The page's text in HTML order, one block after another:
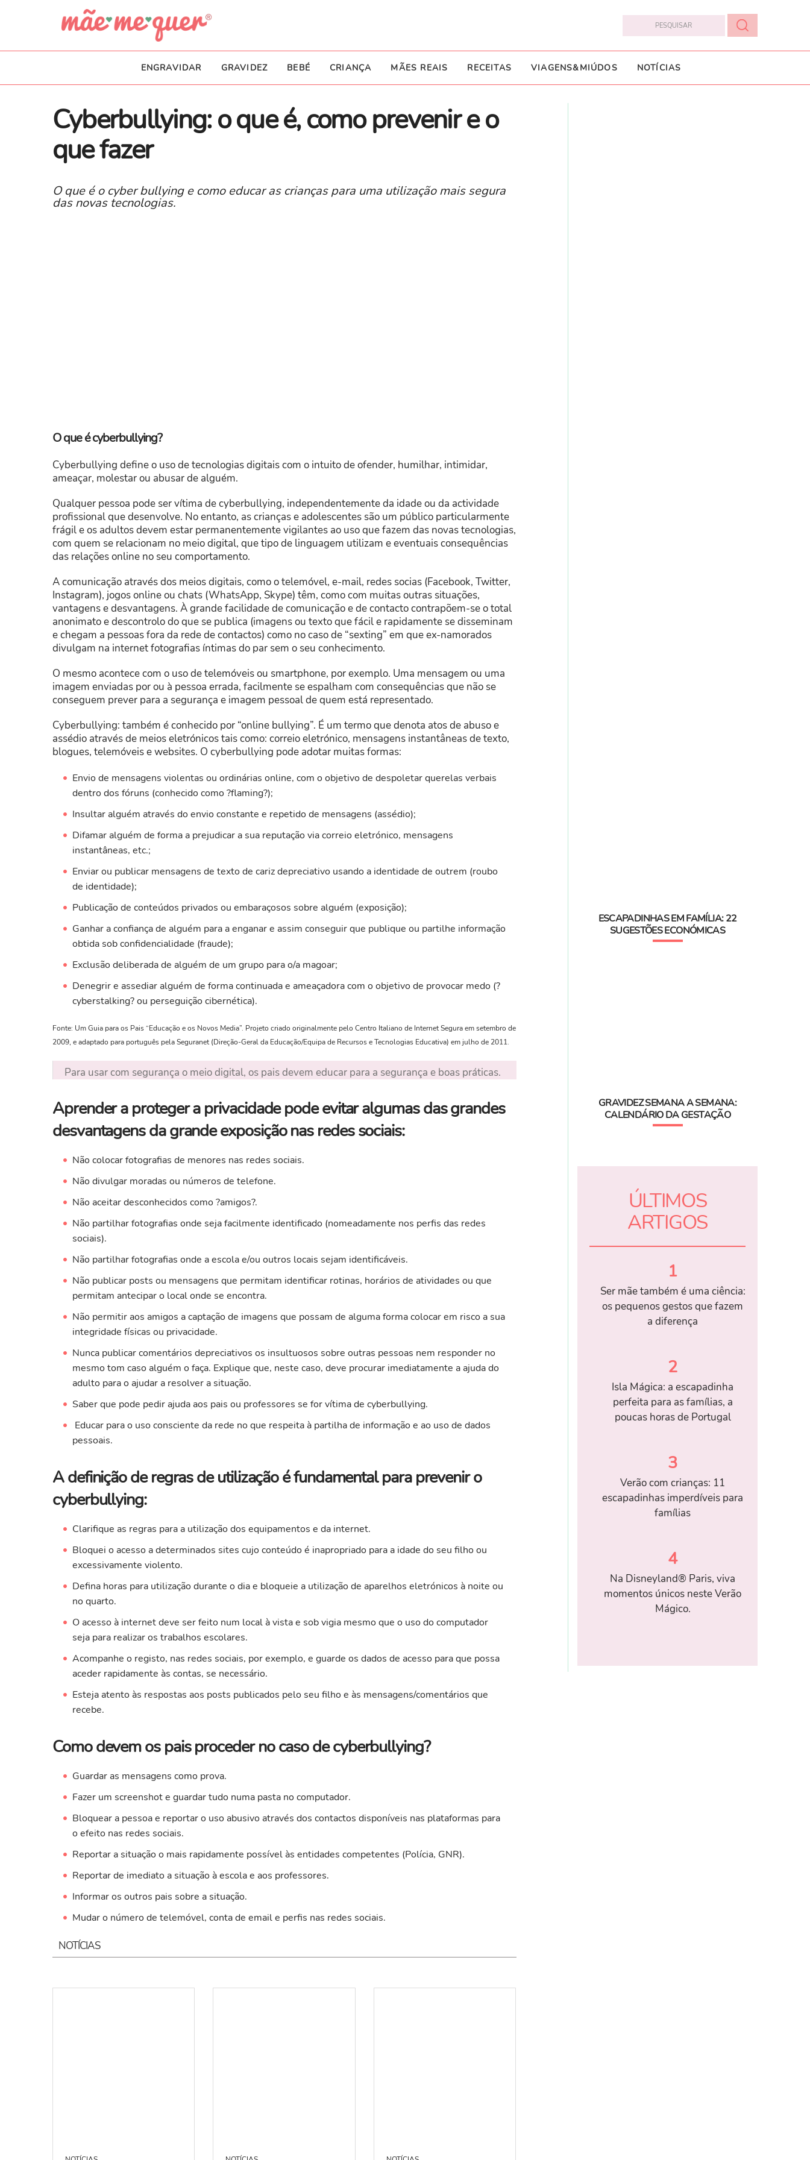
ENGRAVIDAR GRAVIDEZ BEBÉ CRIANÇA MÃES REAIS RECEITAS VIAGENS&MIÚDOS NOTÍCIAS
Cyberbullying: o que é, como prevenir e o
que fazer
O que é o cyber bullying e como educar as crianças para uma utilização mais segura
das novas tecnologias.
O que é cyberbullying?
Cyberbullying define o uso de tecnologias digitais com o intuito de ofender, humilhar, intimidar,
ameaçar, molestar ou abusar de alguém.
Qualquer pessoa pode ser vítima de cyberbullying, independentemente da idade ou da actividade
profissional que desenvolve. No entanto, as crianças e adolescentes são um público particularmente
frágil e os adultos devem estar permanentemente vigilantes ao uso que fazem das novas tecnologias,
com quem se relacionam no meio digital, que tipo de linguagem utilizam e eventuais consequências
das relações online no seu comportamento.
A comunicação através dos meios digitais, como o telemóvel, e-mail, redes socias (Facebook, Twitter,
Instagram), jogos online ou chats (WhatsApp, Skype) têm, como com muitas outras situações,
vantagens e desvantagens. À grande facilidade de comunicação e de contacto contrapõem-se o total
anonimato e descontrolo do que se publica (imagens ou texto que fácil e rapidamente se disseminam
e chegam a pessoas fora da rede de contactos) como no caso de “sexting” em que ex-namorados
divulgam na internet fotografias íntimas do par sem o seu conhecimento.
O mesmo acontece com o uso de telemóveis ou smartphone, por exemplo. Uma mensagem ou uma
imagem enviadas por ou à pessoa errada, facilmente se espalham com consequências que não se
conseguem prever para a segurança e imagem pessoal de quem está representado.
Cyberbullying: também é conhecido por “online bullying”. É um termo que denota atos de abuso e
assédio através de meios eletrónicos tais como: correio eletrónico, mensagens instantâneas de texto,
blogues, telemóveis e websites. O cyberbullying pode adotar muitas formas:
Envio de mensagens violentas ou ordinárias online, com o objetivo de despoletar querelas verbais
dentro dos fóruns (conhecido como ?flaming?);
Insultar alguém através do envio constante e repetido de mensagens (assédio);
Difamar alguém de forma a prejudicar a sua reputação via correio eletrónico, mensagens
instantâneas, etc.;
Enviar ou publicar mensagens de texto de cariz depreciativo usando a identidade de outrem (roubo
de identidade);
Publicação de conteúdos privados ou embaraçosos sobre alguém (exposição);
Ganhar a confiança de alguém para a enganar e assim conseguir que publique ou partilhe informação
obtida sob confidencialidade (fraude);
Exclusão deliberada de alguém de um grupo para o/a magoar;
Denegrir e assediar alguém de forma continuada e ameaçadora com o objetivo de provocar medo (?
cyberstalking? ou perseguição cibernética).
Fonte: Um Guia para os Pais “Educação e os Novos Media”. Projeto criado originalmente pelo Centro Italiano de Internet Segura em setembro de
2009, e adaptado para português pela Seguranet (Direção-Geral da Educação/Equipa de Recursos e Tecnologias Educativa) em julho de 2011.
Para usar com segurança o meio digital, os pais devem educar para a segurança e boas práticas.
Aprender a proteger a privacidade pode evitar algumas das grandes
desvantagens da grande exposição nas redes sociais:
Não colocar fotografias de menores nas redes sociais.
Não divulgar moradas ou números de telefone.
Não aceitar desconhecidos como ?amigos?.
Não partilhar fotografias onde seja facilmente identificado (nomeadamente nos perfis das redes
sociais).
Não partilhar fotografias onde a escola e/ou outros locais sejam identificáveis.
Não publicar posts ou mensagens que permitam identificar rotinas, horários de atividades ou que
permitam antecipar o local onde se encontra.
Não permitir aos amigos a captação de imagens que possam de alguma forma colocar em risco a sua
integridade físicas ou privacidade.
Nunca publicar comentários depreciativos os insultuosos sobre outras pessoas nem responder no
mesmo tom caso alguém o faça. Explique que, neste caso, deve procurar imediatamente a ajuda do
adulto para o ajudar a resolver a situação.
Saber que pode pedir ajuda aos pais ou professores se for vítima de cyberbullying.
Educar para o uso consciente da rede no que respeita à partilha de informação e ao uso de dados
pessoais.
A definição de regras de utilização é fundamental para prevenir o
cyberbullying:
Clarifique as regras para a utilização dos equipamentos e da internet.
Bloquei o acesso a determinados sites cujo conteúdo é inapropriado para a idade do seu filho ou
excessivamente violento.
Defina horas para utilização durante o dia e bloqueie a utilização de aparelhos eletrónicos à noite ou
no quarto.
O acesso à internet deve ser feito num local à vista e sob vigia mesmo que o uso do computador
seja para realizar os trabalhos escolares.
Acompanhe o registo, nas redes sociais, por exemplo, e guarde os dados de acesso para que possa
aceder rapidamente às contas, se necessário.
Esteja atento às respostas aos posts publicados pelo seu filho e às mensagens/comentários que
recebe.
Como devem os pais proceder no caso de cyberbullying?
Guardar as mensagens como prova.
Fazer um screenshot e guardar tudo numa pasta no computador.
Bloquear a pessoa e reportar o uso abusivo através dos contactos disponíveis nas plataformas para
o efeito nas redes sociais.
Reportar a situação o mais rapidamente possível às entidades competentes (Polícia, GNR).
Reportar de imediato a situação à escola e aos professores.
Informar os outros pais sobre a situação.
Mudar o número de telemóvel, conta de email e perfis nas redes sociais.
NOTÍCIAS
ESCAPADINHAS EM FAMÍLIA: 22
SUGESTÕES ECONÓMICAS
GRAVIDEZ SEMANA A SEMANA:
CALENDÁRIO DA GESTAÇÃO
ÚLTIMOS
ARTIGOS
1
Ser mãe também é uma ciência:
os pequenos gestos que fazem
a diferença
2
Isla Mágica: a escapadinha
perfeita para as famílias, a
poucas horas de Portugal
3
Verão com crianças: 11
escapadinhas imperdíveis para
famílias
4
Na Disneyland® Paris, viva
momentos únicos neste Verão
Mágico.